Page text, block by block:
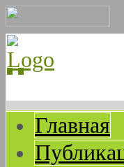
Главная